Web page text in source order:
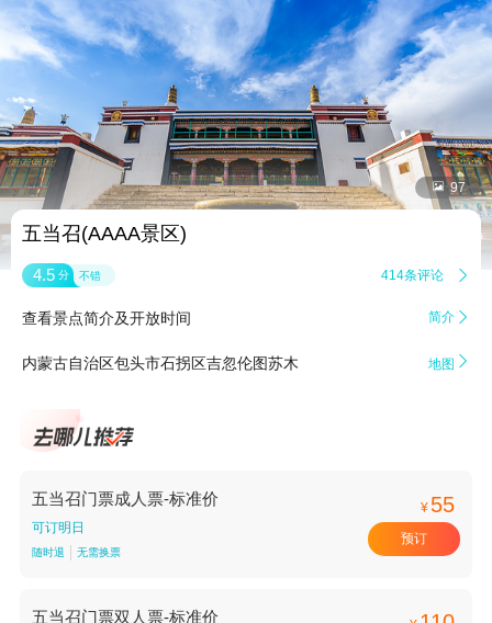
 97
五当召(AAAA景区)
4.5 分 不错 414条评论 
查看景点简介及开放时间 简介 
内蒙古自治区包头市石拐区吉忽伦图苏木 地图 
五当召门票成人票-标准价
可订明日
随时退 无需换票
¥ 55
预订
五当召门票双人票-标准价
